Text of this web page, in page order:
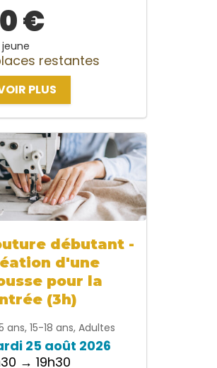
€
restantes
PLUS
débutant -
d'une
pour la
(3h)
ans, 15-18 ans, Adultes
25 août 2026
→ 19h30